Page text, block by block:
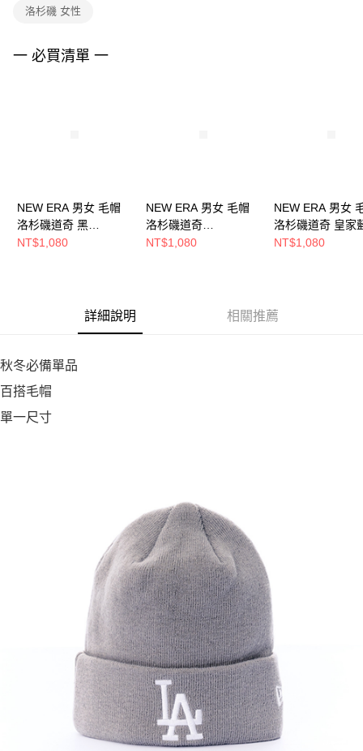
３．未成年的使用者請事先徵得法定代理人或監護人之同意方可使用
４．使用「AFTEE先享後付」時，將依據個別帳號之用戶狀況，依本公司即
洛杉磯 女性
一 必買清單 一
NEW ERA 男女 毛帽
洛杉磯道奇 黑
NE70730186
NT$1,080
NEW ERA 男女 毛帽
洛杉磯道奇
NE70730187
NT$1,080
NEW ERA 男女
洛杉磯道奇 皇家
NE70730206
NT$1,080
詳細說明 相關推薦
秋冬必備單品
百搭毛帽
單一尺寸